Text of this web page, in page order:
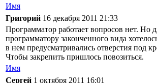
Имя
Григорий 16 декабря 2011 21:33
Программатор работает вопросов нет. Но
программатору законченного вида
в нем предусматривались отверстия под
Чтобы закрепить пришлось повозиться.
Имя
Сергей 1 октября 2011 16:01